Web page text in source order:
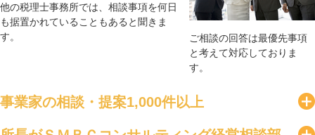
ご相談の回答は最優先事項
と考えて対応しておりま
す。
他の税理士事務所では、相談事項を何日
も据置かれていることもあると聞きま
す。
事業家の相談・提案1,000件以上